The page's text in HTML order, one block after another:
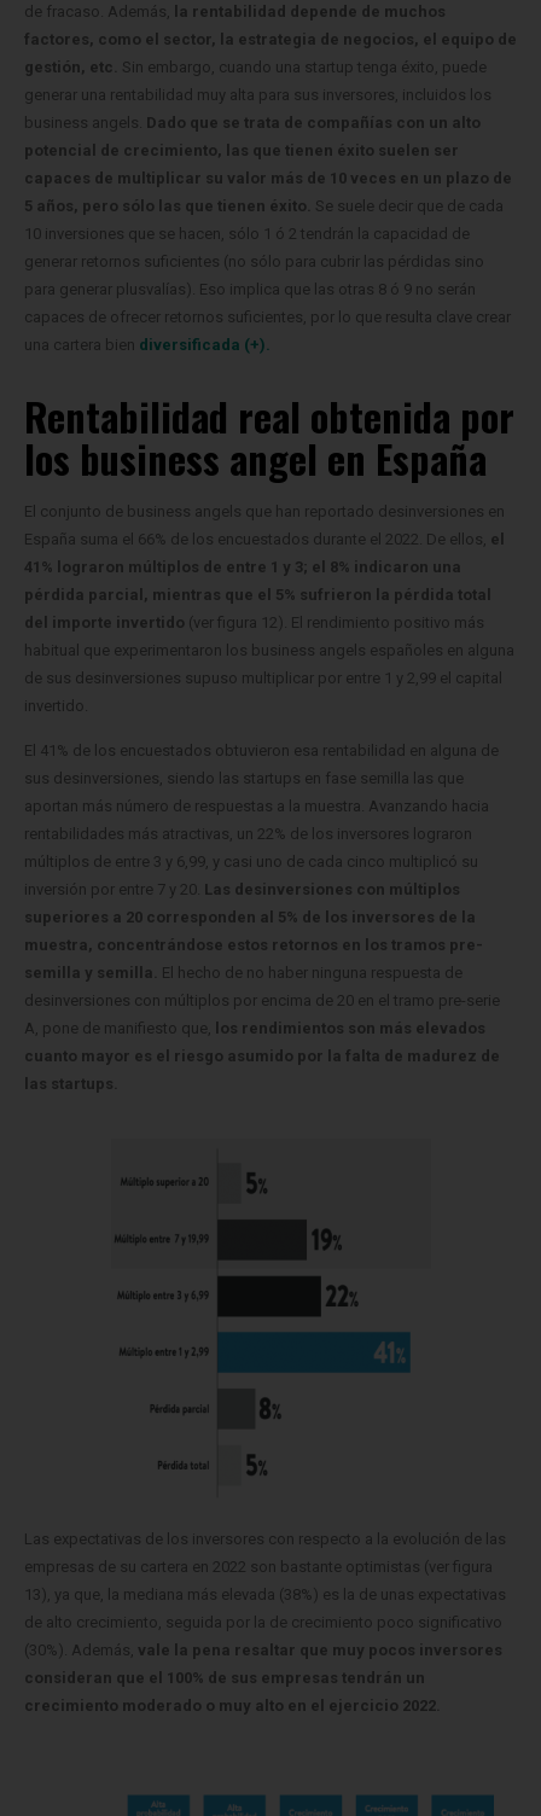
de fracaso. Además, la rentabilidad depende de muchos
factores, como el sector, la estrategia de negocios, el equipo de
gestión, etc.
Sin embargo, cuando una startup tenga éxito, puede
generar una rentabilidad muy alta para sus inversores, incluidos los
business angels. Dado que se trata de compañías con un alto
potencial de crecimiento, las que tienen éxito suelen ser
capaces de multiplicar su valor más de 10 veces en un plazo de
5 años, pero sólo las que tienen éxito. Se suele decir que de cada
10 inversiones que se hacen, sólo 1 ó 2 tendrán la capacidad de
generar retornos suficientes (no sólo para cubrir las pérdidas sino
para generar plusvalías). Eso implica que las otras 8 ó 9 no serán
capaces de ofrecer retornos suficientes, por lo que resulta clave crear
una cartera bien diversificada (+).
Rentabilidad real obtenida por
los business angel en España
El conjunto de business angels que han reportado desinversiones en
España suma el 66% de los encuestados durante el 2022. De ellos, el
41% lograron múltiplos de entre 1 y 3; el 8% indicaron una
pérdida parcial, mientras que el 5% sufrieron la pérdida total
del importe invertido (ver figura 12). El rendimiento positivo más
habitual que experimentaron los business angels españoles en alguna
de sus desinversiones supuso multiplicar por entre 1 y 2,99 el capital
invertido.
El 41% de los encuestados obtuvieron esa rentabilidad en alguna de
sus desinversiones, siendo las startups en fase semilla las que
aportan más número de respuestas a la muestra. Avanzando hacia
rentabilidades más atractivas, un 22% de los inversores lograron
múltiplos de entre 3 y 6,99, y casi uno de cada cinco multiplicó su
inversión por entre 7 y 20. Las desinversiones con múltiplos
superiores a 20 corresponden al 5% de los inversores de la
muestra, concentrándose estos retornos en los tramos pre-
semilla y semilla.
El hecho de no haber ninguna respuesta de
desinversiones con múltiplos por encima de 20 en el tramo pre-serie
A, pone de manifiesto que, los rendimientos son más elevados
cuanto mayor es el riesgo asumido por la falta de madurez de
las startups.
Las expectativas de los inversores con respecto a la evolución de las
empresas de su cartera en 2022 son bastante optimistas (ver figura
13), ya que, la mediana más elevada (38%) es la de unas expectativas
de alto crecimiento, seguida por la de crecimiento poco significativo
(30%). Además, vale la pena resaltar que muy pocos inversores
consideran que el 100% de sus empresas tendrán un
crecimiento moderado o muy alto en el ejercicio 2022.